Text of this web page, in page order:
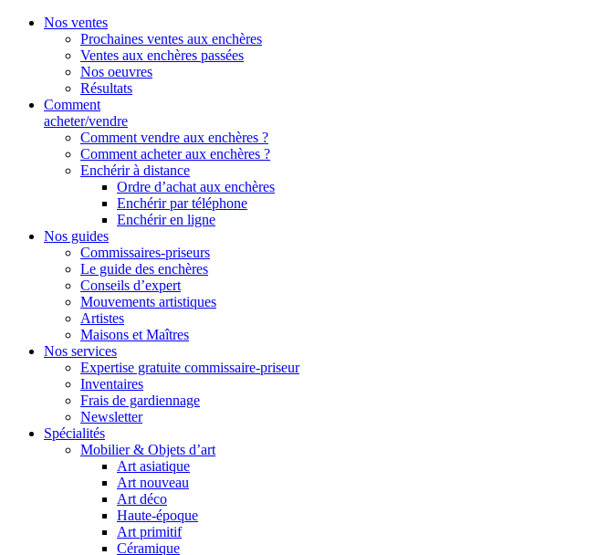
Nos ventes
Prochaines ventes aux enchères
Ventes aux enchères passées
Nos oeuvres
Résultats
Comment
acheter/vendre
Comment vendre aux enchères ?
Comment acheter aux enchères ?
Enchérir à distance
Ordre d’achat aux enchères
Enchérir par téléphone
Enchérir en ligne
Nos guides
Commissaires-priseurs
Le guide des enchères
Conseils d’expert
Mouvements artistiques
Artistes
Maisons et Maîtres
Nos services
Expertise gratuite commissaire-priseur
Inventaires
Frais de gardiennage
Newsletter
Spécialités
Mobilier & Objets d’art
Art asiatique
Art nouveau
Art déco
Haute-époque
Art primitif
Céramique